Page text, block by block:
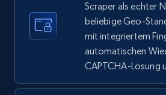
LinkedIn company
ID, Name, Country code,
Employees in linkedin, About,
Scraper als echter
beliebige Geo-
mit integriertem
automatischen
CAPTCHA-Lösung